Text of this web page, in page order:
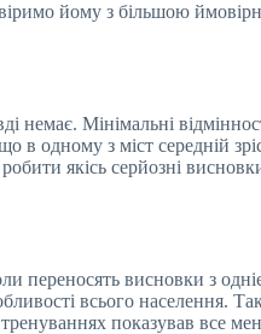
йому з більшою
немає. Мінімальні
в одному з міст середній
якісь серйозні
переносять висновки з
всього населення.
показував все